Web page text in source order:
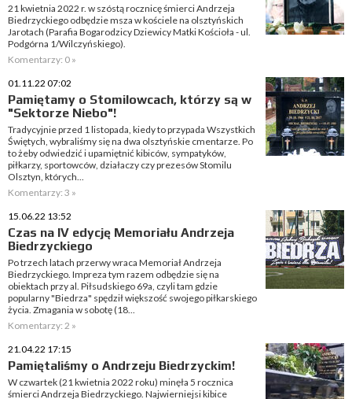
21 kwietnia 2022 r. w szóstą rocznicę śmierci Andrzeja
Biedrzyckiego odbędzie msza w kościele na olsztyńskich
Jarotach (Parafia Bogarodzicy Dziewicy Matki Kościoła - ul.
Podgórna 1/Wilczyńskiego).
Komentarzy: 0 »
01.11.22 07:02
Pamiętamy o Stomilowcach, którzy są w
"Sektorze Niebo"!
Tradycyjnie przed 1 listopada, kiedy to przypada Wszystkich
Świętych, wybraliśmy się na dwa olsztyńskie cmentarze. Po
to żeby odwiedzić i upamiętnić kibiców, sympatyków,
piłkarzy, sportowców, działaczy czy prezesów Stomilu
Olsztyn, których...
Komentarzy: 3 »
15.06.22 13:52
Czas na IV edycję Memoriału Andrzeja
Biedrzyckiego
Po trzech latach przerwy wraca Memoriał Andrzeja
Biedrzyckiego. Impreza tym razem odbędzie się na
obiektach przy al. Piłsudskiego 69a, czyli tam gdzie
popularny "Biedrza" spędził większość swojego piłkarskiego
życia. Zmagania w sobotę (18...
Komentarzy: 2 »
21.04.22 17:15
Pamiętaliśmy o Andrzeju Biedrzyckim!
W czwartek (21 kwietnia 2022 roku) minęła 5 rocznica
śmierci Andrzeja Biedrzyckiego. Najwierniejsi kibice